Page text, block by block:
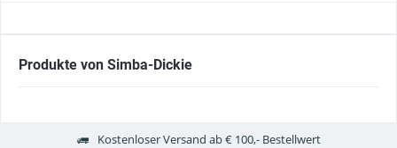
Produkte von Simba-Dickie
Kostenloser Versand ab € 100,- Bestellwert